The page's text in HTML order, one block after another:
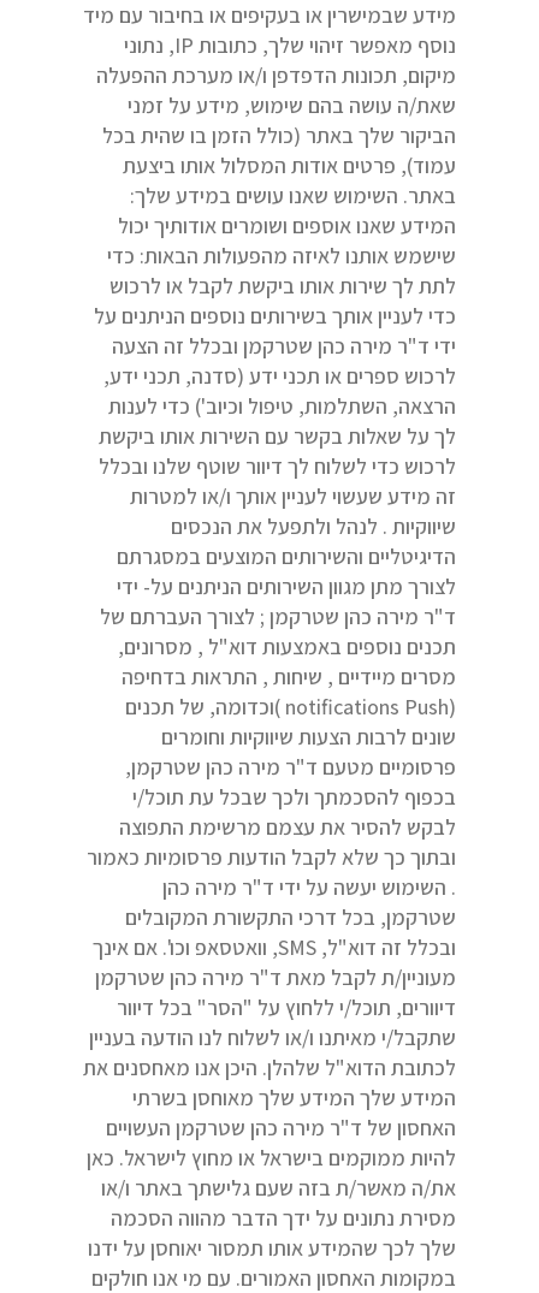
מידע שבמישרין או בעקיפים או בחיבור עם מיד
נוסף מאפשר זיהוי שלך, כתובות IP, נתוני
מיקום, תכונות הדפדפן ו/או מערכת ההפעלה
שאת/ה עושה בהם שימוש, מידע על זמני
הביקור שלך באתר (כולל הזמן בו שהית בכל
עמוד), פרטים אודות המסלול אותו ביצעת
באתר. השימוש שאנו עושים במידע שלך:
המידע שאנו אוספים ושומרים אודותיך יכול
שישמש אותנו לאיזה מהפעולות הבאות: כדי
לתת לך שירות אותו ביקשת לקבל או לרכוש
כדי לעניין אותך בשירותים נוספים הניתנים על
ידי ד"ר מירה כהן שטרקמן ובכלל זה הצעה
לרכוש ספרים או תכני ידע (סדנה, תכני ידע,
הרצאה, השתלמות, טיפול וכיוב') כדי לענות
לך על שאלות בקשר עם השירות אותו ביקשת
לרכוש כדי לשלוח לך דיוור שוטף שלנו ובכלל
זה מידע שעשוי לעניין אותך ו/או למטרות
שיווקיות . לנהל ולתפעל את הנכסים
הדיגיטליים והשירותים המוצעים במסגרתם
לצורך מתן מגוון השירותים הניתנים על- ידי
ד"ר מירה כהן שטרקמן ; לצורך העברתם של
תכנים נוספים באמצעות דוא"ל , מסרונים,
מסרים מיידיים , שיחות , התראות בדחיפה
(notifications Push )וכדומה, של תכנים
שונים לרבות הצעות שיווקיות וחומרים
פרסומיים מטעם ד"ר מירה כהן שטרקמן,
בכפוף להסכמתך ולכך שבכל עת תוכל/י
לבקש להסיר את עצמם מרשימת התפוצה
ובתוך כך שלא לקבל הודעות פרסומיות כאמור
. השימוש יעשה על ידי ד"ר מירה כהן
שטרקמן, בכל דרכי התקשורת המקובלים
ובכלל זה דוא"ל, SMS, וואטסאפ וכו'. אם אינך
מעוניין/ת לקבל מאת ד"ר מירה כהן שטרקמן
דיוורים, תוכל/י ללחוץ על "הסר" בכל דיוור
שתקבל/י מאיתנו ו/או לשלוח לנו הודעה בעניין
לכתובת הדוא"ל שלהלן. היכן אנו מאחסנים את
המידע שלך המידע שלך מאוחסן בשרתי
האחסון של ד"ר מירה כהן שטרקמן העשויים
להיות ממוקמים בישראל או מחוץ לישראל. כאן
את/ה מאשר/ת בזה שעם גלישתך באתר ו/או
מסירת נתונים על ידך הדבר מהווה הסכמה
שלך לכך שהמידע אותו תמסור יאוחסן על ידנו
במקומות האחסון האמורים. עם מי אנו חולקים